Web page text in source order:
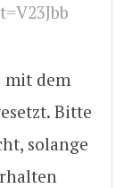
mit dem
Bitte
solange